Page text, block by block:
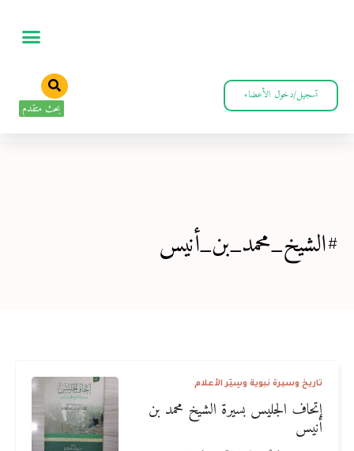
تسجيل/دخول الأعضاء
بحث متقدم
#الشيخ_محمد_بن_أنيس
تاريخ وسيرة نبوية وسِيَر الأعلام
إتحاف الجليس بسيرة الشيخ محمد بن
أنيس